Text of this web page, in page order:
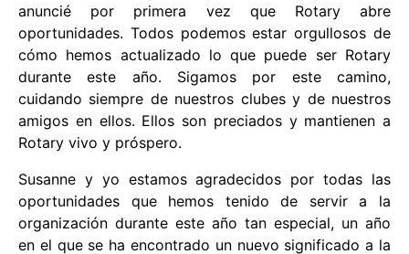
anuncié por primera vez que Rotary abre
oportunidades. Todos podemos estar orgullosos de
cómo hemos actualizado lo que puede ser Rotary
durante este año. Sigamos por este camino,
cuidando siempre de nuestros clubes y de nuestros
amigos en ellos. Ellos son preciados y mantienen a
Rotary vivo y próspero.
Susanne y yo estamos agradecidos por todas las
oportunidades que hemos tenido de servir a la
organización durante este año tan especial, un año
en el que se ha encontrado un nuevo significado a la